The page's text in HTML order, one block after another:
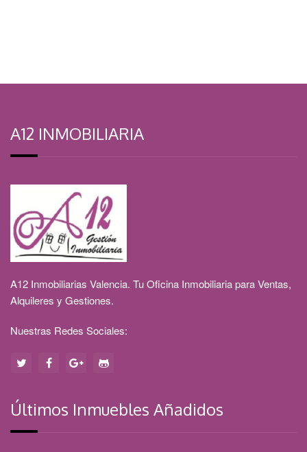
A12 INMOBILIARIA
A12 Inmobiliarias Valencia. Tu Oficina Inmobiliaria para Ventas,
Alquileres y Gestiones.
Nuestras Redes Sociales:
Últimos Inmuebles Añadidos